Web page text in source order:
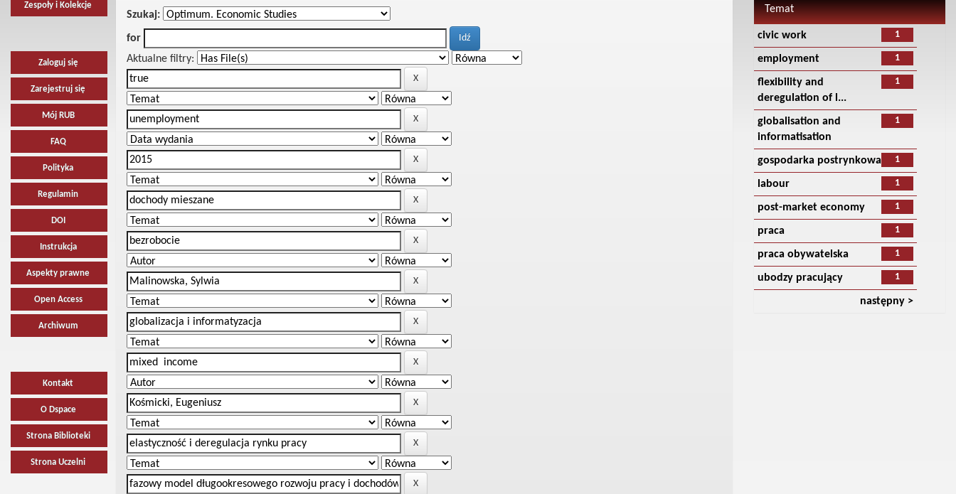
Zespoły i Kolekcje
Zaloguj się
Zarejestruj się
Mój RUB
FAQ
Polityka
Regulamin
DOI
Instrukcja
Aspekty prawne
Open Access
Archiwum
Kontakt
O Dspace
Strona Biblioteki
Strona Uczelni
Szukaj:
for
Aktualne filtry:
Temat
1
civic work
1
employment
1
flexibility and
deregulation of l...
1
globalisation and
informatisation
1
gospodarka postrynkowa
1
labour
1
post-market economy
1
praca
1
praca obywatelska
1
ubodzy pracujący
następny >